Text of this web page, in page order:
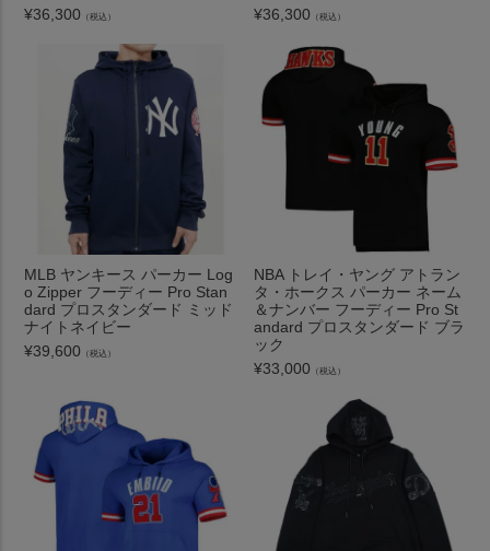
¥36,300 （税込）
¥36,300 （税込）
MLB ヤンキース パーカー Log
o Zipper フーディー Pro Stan
dard プロスタンダード ミッド
ナイトネイビー
¥39,600 （税込）
NBA トレイ・ヤング アトラン
タ・ホークス パーカー ネーム
＆ナンバー フーディー Pro St
andard プロスタンダード ブラ
ック
¥33,000 （税込）